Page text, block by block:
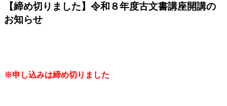
【締め切りました】令和８年度古文書講座開講の
お知らせ
※申し込みは締め切りました